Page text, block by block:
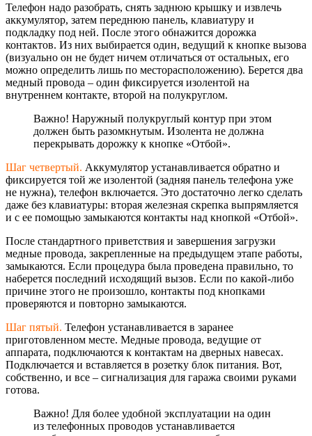
Телефон надо разобрать, снять заднюю крышку и извлечь
аккумулятор, затем переднюю панель, клавиатуру и
подкладку под ней. После этого обнажится дорожка
контактов. Из них выбирается один, ведущий к кнопке вызова
(визуально он не будет ничем отличаться от остальных, его
можно определить лишь по месторасположению). Берется два
медный провода – один фиксируется изолентой на
внутреннем контакте, второй на полукруглом.
Важно! Наружный полукруглый контур при этом
должен быть разомкнутым. Изолента не должна
перекрывать дорожку к кнопке «Отбой».
Шаг четвертый. Аккумулятор устанавливается обратно и
фиксируется той же изолентой (задняя панель телефона уже
не нужна), телефон включается. Это достаточно легко сделать
даже без клавиатуры: вторая железная скрепка выпрямляется
и с ее помощью замыкаются контакты над кнопкой «Отбой».
После стандартного приветствия и завершения загрузки
медные провода, закрепленные на предыдущем этапе работы,
замыкаются. Если процедура была проведена правильно, то
наберется последний исходящий вызов. Если по какой-либо
причине этого не произошло, контакты под кнопками
проверяются и повторно замыкаются.
Шаг пятый. Телефон устанавливается в заранее
приготовленном месте. Медные провода, ведущие от
аппарата, подключаются к контактам на дверных навесах.
Подключается и вставляется в розетку блок питания. Вот,
собственно, и все – сигнализация для гаража своими руками
готова.
Важно! Для более удобной эксплуатации на один
из телефонных проводов устанавливается